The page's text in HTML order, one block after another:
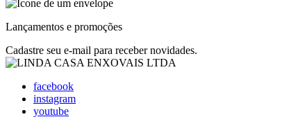
Lançamentos e promoções
Cadastre seu e-mail para receber novidades.
facebook
instagram
youtube